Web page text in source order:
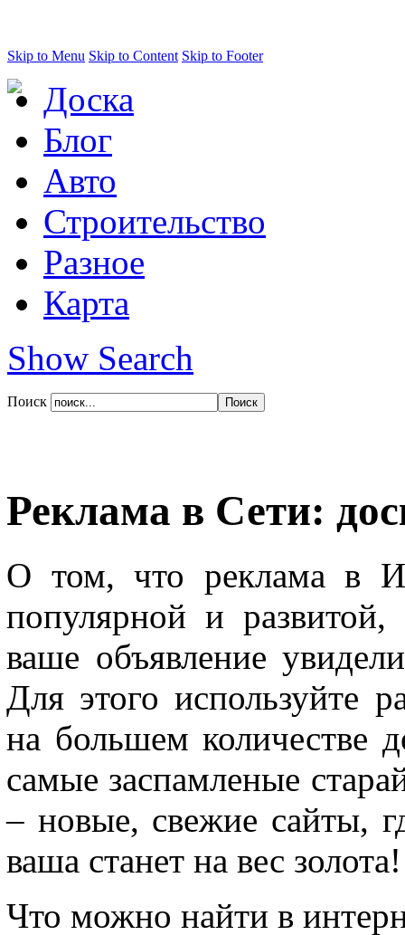
Skip to Menu Skip to Content Skip to Footer
Доска
Блог
Авто
Строительство
Разное
Карта
Show Search
Поиск
Реклама в Сети:
О том, что реклама в
популярной и
ваше объявление
Для этого используйте
на большем количестве
самые заспамленые
– новые, свежие сайты,
ваша станет на вес золота!
Что можно найти в